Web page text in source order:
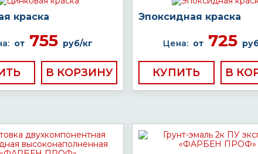
краска
от755 руб/кг
Эпоксидная краска
Цена: от 725
КУПИТЬ